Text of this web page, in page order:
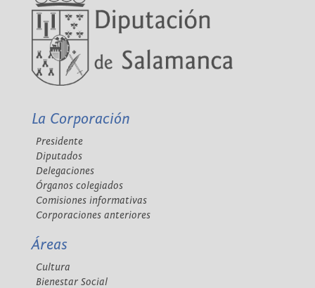
La Corporación
Presidente
Diputados
Delegaciones
Órganos colegiados
Comisiones informativas
Corporaciones anteriores
Áreas
Cultura
Bienestar Social